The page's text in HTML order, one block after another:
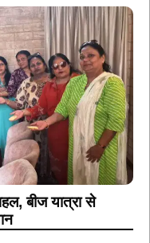
बीज यात्रा से